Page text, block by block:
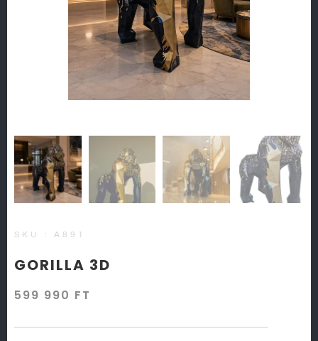
SKU : A891
GORILLA 3D
599 990 FT